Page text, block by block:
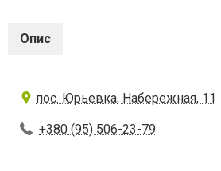
Опис
пос. Юрьевка, Набережная, 11
+380 (95) 506-23-79